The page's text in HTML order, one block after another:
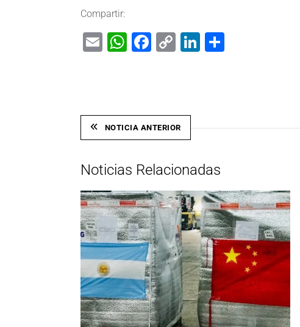
Compartir:
EmailWhatsApp
Facebook
CopyLinkedIn
NOTICIA ANTERIOR
Noticias Relacionadas